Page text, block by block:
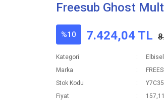
Freesub Ghost
%10 7.424,04 TL
Kategori
Marka
Stok Kodu
Fiyat